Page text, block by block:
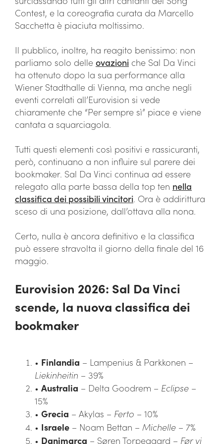
Contest, e la coreografia curata da Marcello
Sacchetta è piaciuta moltissimo.
Il pubblico, inoltre, ha reagito benissimo: non
parliamo solo delle ovazioni che Sal Da Vinci
ha ottenuto dopo la sua performance alla
Wiener Stadthalle di Vienna, ma anche negli
eventi correlati all’Eurovision si vede
chiaramente che “Per sempre sì” piace e viene
cantata a squarciagola.
Tutti questi elementi così positivi e rassicuranti,
però, continuano a non influire sul parere dei
bookmaker. Sal Da Vinci continua ad essere
relegato alla parte bassa della top ten nella
classifica dei possibili vincitori. Ora è addirittura
sceso di una posizione, dall’ottava alla nona.
Certo, nulla è ancora definitivo e la classifica
può essere stravolta il giorno della finale del 16
maggio.
Eurovision 2026: Sal Da Vinci
scende, la nuova classifica dei
bookmaker
• Finlandia – Lampenius & Parkkonen –
Liekinheitin – 39%
• Australia – Delta Goodrem – Eclipse –
15%
• Grecia – Akylas – Ferto – 10%
• Israele – Noam Bettan – Michelle – 7%
• Danimarca – Søren Torpegaard – Før vi